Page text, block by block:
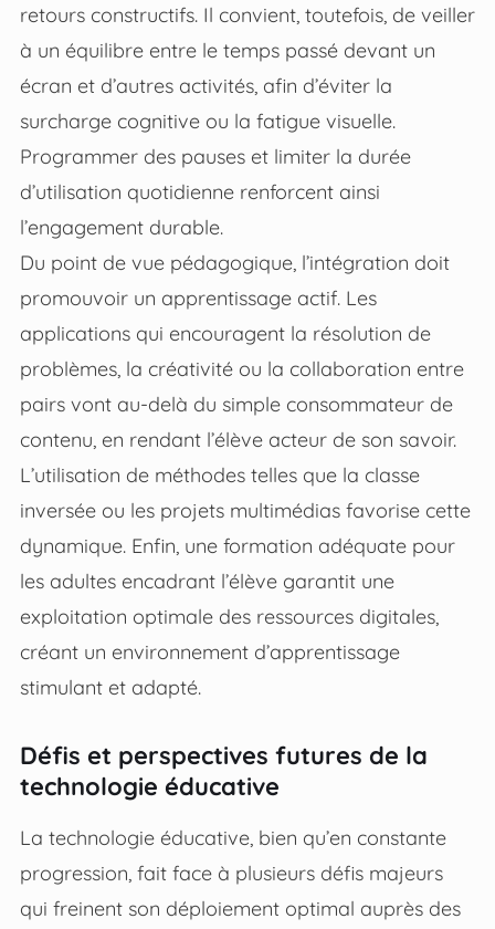
retours constructifs. Il convient, toutefois, de veiller
à un équilibre entre le temps passé devant un
écran et d’autres activités, afin d’éviter la
surcharge cognitive ou la fatigue visuelle.
Programmer des pauses et limiter la durée
d’utilisation quotidienne renforcent ainsi
l’engagement durable.
Du point de vue pédagogique, l’intégration doit
promouvoir un apprentissage actif. Les
applications qui encouragent la résolution de
problèmes, la créativité ou la collaboration entre
pairs vont au-delà du simple consommateur de
contenu, en rendant l’élève acteur de son savoir.
L’utilisation de méthodes telles que la classe
inversée ou les projets multimédias favorise cette
dynamique. Enfin, une formation adéquate pour
les adultes encadrant l’élève garantit une
exploitation optimale des ressources digitales,
créant un environnement d’apprentissage
stimulant et adapté.
Défis et perspectives futures de la
technologie éducative
La technologie éducative, bien qu’en constante
progression, fait face à plusieurs défis majeurs
qui freinent son déploiement optimal auprès des